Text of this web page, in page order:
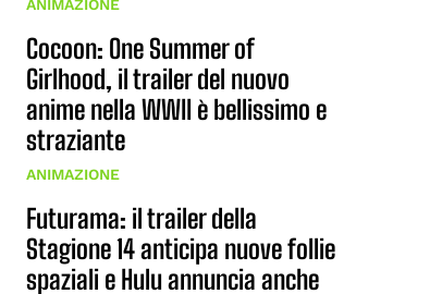
ANIMAZIONE
Cocoon: One Summer of
Girlhood, il trailer del nuovo
anime nella WWII è bellissimo e
straziante
ANIMAZIONE
Futurama: il trailer della
Stagione 14 anticipa nuove follie
spaziali e Hulu annuncia anche